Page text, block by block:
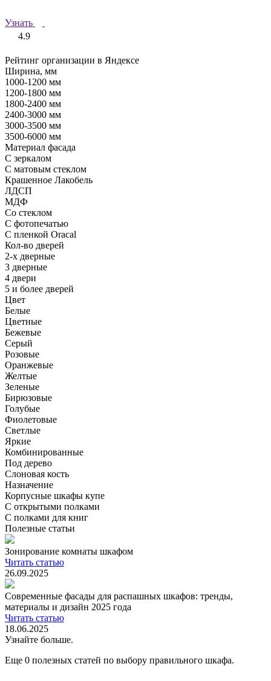
Узнать
4.9
Рейтинг организации в Яндексе
Ширина, мм
1000-1200 мм
1200-1800 мм
1800-2400 мм
2400-3000 мм
3000-3500 мм
3500-6000 мм
Материал фасада
С зеркалом
С матовым стеклом
Крашенное Лакобель
ЛДСП
МДФ
Со стеклом
С фотопечатью
С пленкой Oracal
Кол-во дверей
2-х дверные
3 дверные
4 двери
5 и более дверей
Цвет
Белые
Цветные
Бежевые
Серый
Розовые
Оранжевые
Желтые
Зеленые
Бирюзовые
Голубые
Фиолетовые
Светлые
Яркие
Комбинированные
Под дерево
Слоновая кость
Назначение
Корпусные шкафы купе
С открытыми полками
С полками для книг
Полезные статьи
Зонирование комнаты шкафом
Читать статью
26.09.2025
Современные фасады для распашных шкафов: тренды,
материалы и дизайн 2025 года
Читать статью
18.06.2025
Узнайте больше.
Еще 0 полезных статей по выбору правильного шкафа.